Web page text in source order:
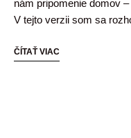
nám pripomenie domov
V tejto verzii som sa
ČÍTAŤ VIAC